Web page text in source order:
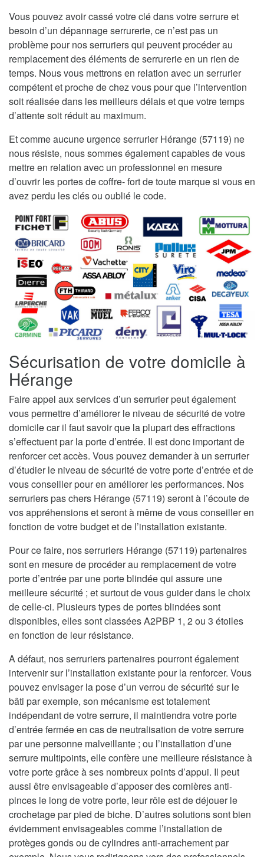
Vous pouvez avoir cassé votre clé dans votre serrure et
besoin d’un dépannage serrurerie, ce n’est pas un
problème pour nos serruriers qui peuvent procéder au
remplacement des éléments de serrurerie en un rien de
temps. Nous vous mettrons en relation avec un serrurier
compétent et proche de chez vous pour que l’intervention
soit réalisée dans les meilleurs délais et que votre temps
d’attente soit réduit au maximum.
Et comme aucune urgence serrurier Hérange (57119) ne
nous résiste, nous sommes également capables de vous
mettre en relation avec un professionnel en mesure
d’ouvrir les portes de coffre- fort de toute marque si vous en
avez perdu les clés ou oublié le code.
Sécurisation de votre domicile à
Hérange
Faire appel aux services d’un serrurier peut également
vous permettre d’améliorer le niveau de sécurité de votre
domicile car il faut savoir que la plupart des effractions
s’effectuent par la porte d’entrée. Il est donc important de
renforcer cet accès. Vous pouvez demander à un serrurier
d’étudier le niveau de sécurité de votre porte d’entrée et de
vous conseiller pour en améliorer les performances. Nos
serruriers pas chers Hérange (57119) seront à l’écoute de
vos appréhensions et seront à même de vous conseiller en
fonction de votre budget et de l’installation existante.
Pour ce faire, nos serruriers Hérange (57119) partenaires
sont en mesure de procéder au remplacement de votre
porte d’entrée par une porte blindée qui assure une
meilleure sécurité ; et surtout de vous guider dans le choix
de celle-ci. Plusieurs types de portes blindées sont
disponibles, elles sont classées A2PBP 1, 2 ou 3 étoiles
en fonction de leur résistance.
A défaut, nos serruriers partenaires pourront également
intervenir sur l’installation existante pour la renforcer. Vous
pouvez envisager la pose d’un verrou de sécurité sur le
bâti par exemple, son mécanisme est totalement
indépendant de votre serrure, il maintiendra votre porte
d’entrée fermée en cas de neutralisation de votre serrure
par une personne malveillante ; ou l’installation d’une
serrure multipoints, elle confère une meilleure résistance à
votre porte grâce à ses nombreux points d’appui. Il peut
aussi être envisageable d’apposer des cornières anti-
pinces le long de votre porte, leur rôle est de déjouer le
crochetage par pied de biche. D’autres solutions sont bien
évidemment envisageables comme l’installation de
protèges gonds ou de cylindres anti-arrachement par